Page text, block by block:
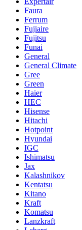
Faura
Ferrum
Fujiaire
Fujitsu
Funai
General
General Climate
Gree
Green
Haier
HEC
Hisense
Hitachi
Hotpoint
Hyundai
IGC
Ishimatsu
Jax
Kalashnikov
Kentatsu
Kitano
Kraft
Komatsu
Lanzkraft